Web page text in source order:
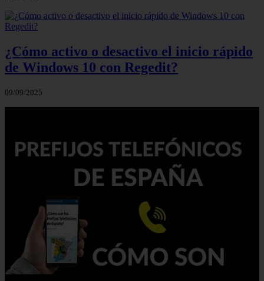
¿Cómo activo o desactivo el inicio rápido
de Windows 10 con Regedit?
09/09/2025